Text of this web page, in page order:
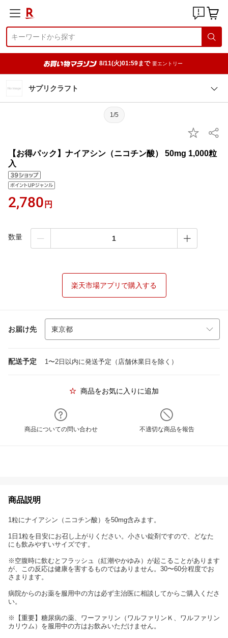
8/11(火)01:59まで 要エントリー
サプリクラフト
1/5
【お得パック】ナイアシン（ニコチン酸） 50mg 1,000粒
入
2,780 円
数量
楽天市場アプリで購入する
お届け先
配送予定 1〜2日以内に発送予定（店舗休業日を除く）
商品をお気に入りに追加
商品についての問い合わせ 不適切な商品を報告
商品説明
1粒にナイアシン（ニコチン酸）を50mg含みます。
1日1粒を目安にお召し上がりください。小さい錠剤ですので、どなた
にも飲みやすいサイズです。
※空腹時に飲むとフラッシュ（紅潮やかゆみ）が起こることがあります
が、この反応は健康を害するものではありません。30〜60分程度でお
さまります。
病院からのお薬を服用中の方は必ず主治医に相談してからご購入くださ
い。
※【重要】糖尿病の薬、ワーファリン（ワルファリンＫ、ワルファリン
カリウム）を服用中の方はお飲みいただけません。